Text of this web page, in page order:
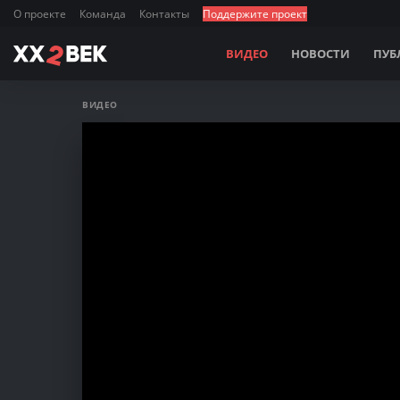
О проекте Команда Контакты Поддержите проект
ВИДЕО НОВОСТИ
ВИДЕО